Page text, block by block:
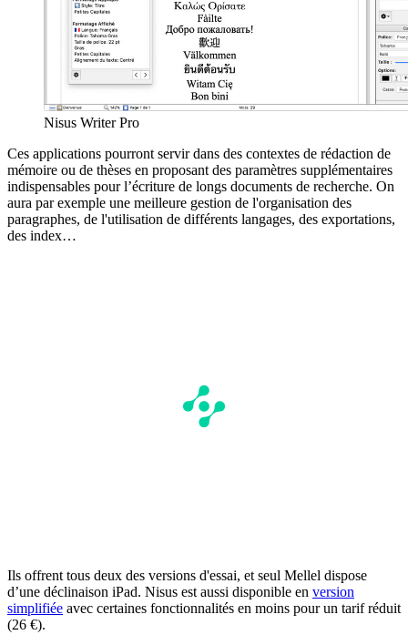
Nisus Writer Pro
Ces applications pourront servir dans des contextes de rédaction de
mémoire ou de thèses en proposant des paramètres supplémentaires
indispensables pour l’écriture de longs documents de recherche. On
aura par exemple une meilleure gestion de l'organisation des
paragraphes, de l'utilisation de différents langages, des exportations,
des index…
Ils offrent tous deux des versions d'essai, et seul Mellel dispose
d’une déclinaison iPad. Nisus est aussi disponible en version
simplifiée avec certaines fonctionnalités en moins pour un tarif réduit
(26 €).